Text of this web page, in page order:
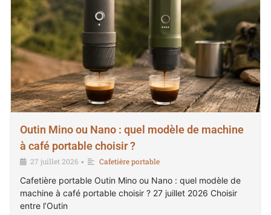
Outin Mino ou Nano : quel modèle de machine
à café portable choisir ?
27 juillet 2026 • Cafetière portable
Cafetière portable Outin Mino ou Nano : quel modèle de
machine à café portable choisir ? 27 juillet 2026 Choisir
entre l’Outin